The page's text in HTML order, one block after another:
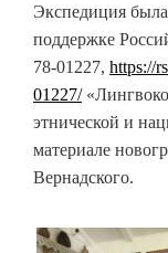
Экспедиция
поддержке
78-01227, https://
01227/
этнической и
материале
Вернадского.